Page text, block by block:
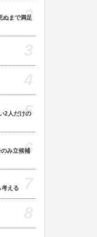
ぬまで満足
2
2人だけの
5
み立候補
6
える